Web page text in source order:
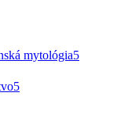
mytológia5
5